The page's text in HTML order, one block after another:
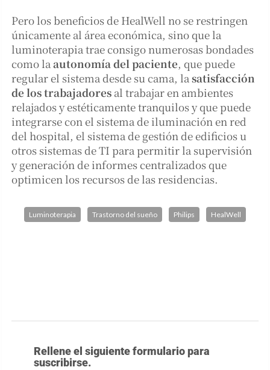
Pero los beneficios de HealWell no se restringen
únicamente al área económica, sino que la
luminoterapia trae consigo numerosas bondades
como laautonomía del paciente, que puede
regular el sistema desde su cama, lasatisfacción
de los trabajadores al trabajar en ambientes
relajados y estéticamente tranquilos y que puede
integrarse con el sistema de iluminación en red
del hospital, el sistema de gestión de edificios u
otros sistemas de TI para permitir la supervisión
y generación de informes centralizados que
optimicen los recursos de las residencias.
Luminoterapia Trastorno del sueño Philips HealWell
Rellene el siguiente formulario para
suscribirse.